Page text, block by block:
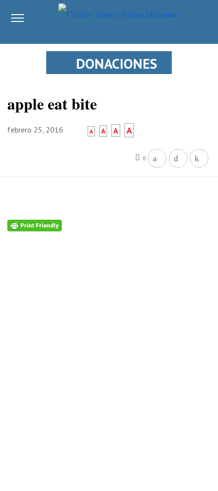
DONACIONES
apple eat bite
febrero 25, 2016 A A A A
0